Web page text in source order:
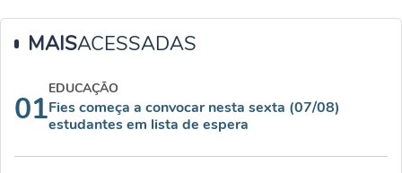
MAISACESSADAS
01
EDUCAÇÃO
Fies começa a convocar nesta sexta (07/08)
estudantes em lista de espera